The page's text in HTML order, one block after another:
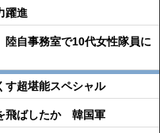
躍進
陸自事務室で10代女性隊員に
す超堪能スペシャル
飛ばしたか 韓国軍